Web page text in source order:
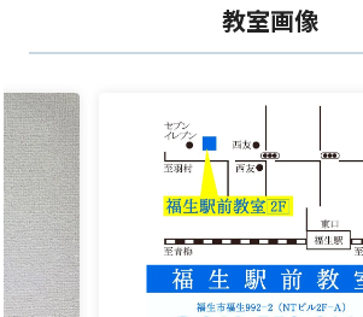
福生駅周辺地域に
中高生の居場所
としてお子さまが抱える様々なお
す。
・次のテストでは更に成績を伸ばした
教室画像